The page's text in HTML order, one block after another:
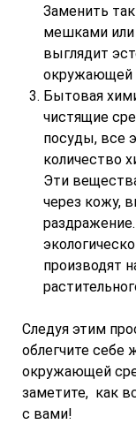
Заменить
мешками
выглядит
окружающей
Бытовая
чистящие
посуды, все
количество
Эти
через кожу,
производят
Следуя этим
облегчите себе
окружающей
заметите, как
с вами!